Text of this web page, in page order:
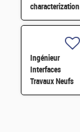
characterization
of the stability
photovoltaic
cells under
illumination
Ingénieur
Interfaces
Travaux Neufs
STEL H/F